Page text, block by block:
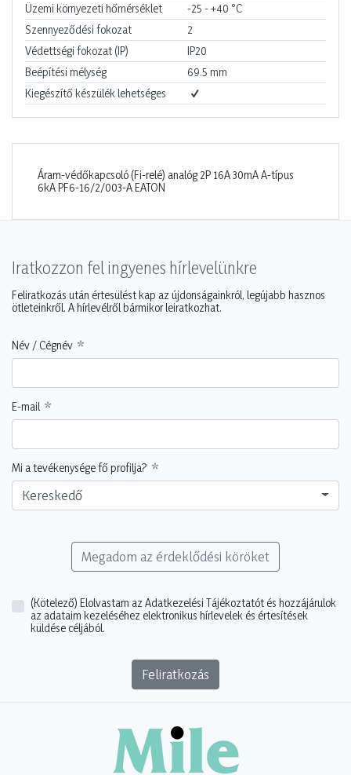
Üzemi környezeti hőmérséklet
-25 - +40 °C
Szennyeződési fokozat
2
Védettségi fokozat (IP)
IP20
Beépítési mélység
69.5 mm
Kiegészítő készülék lehetséges
Áram-védőkapcsoló (Fi-relé) analóg 2P 16A 30mA A-típus
6kA PF6-16/2/003-A EATON
Iratkozzon fel ingyenes hírlevelünkre
Feliratkozás után értesülést kap az újdonságainkról, legújabb hasznos
ötleteinkről. A hírlevélről bármikor leiratkozhat.
Név / Cégnév
E-mail
Mi a tevékenysége fő profilja?
Kereskedő
Megadom az érdeklődési köröket
(Kötelező) Elolvastam az Adatkezelési Tájékoztatót és hozzájárulok
az adataim kezeléséhez elektronikus hírlevelek és értesítések
küldése céljából.
Feliratkozás